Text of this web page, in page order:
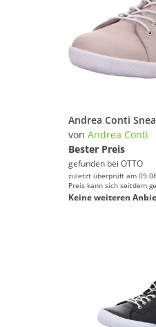
Andrea Conti
von Andrea Conti
Bester Preis
gefunden bei OTTO
zuletzt überprüft am
Preis kann sich seitdem
Keine weiteren